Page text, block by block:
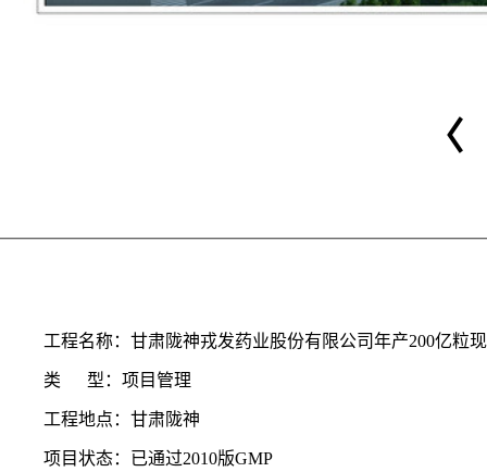
工程名称：甘肃陇神戎发药业股份有限公司年产200亿粒
类 型：项目管理
工程地点：甘肃陇神
项目状态：已通过2010版GMP